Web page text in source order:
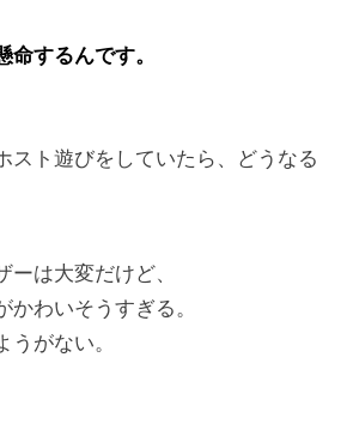
命するんです。
スト遊びをしていたら、どうなる
ーは大変だけど、
かわいそうすぎる。
うがない。